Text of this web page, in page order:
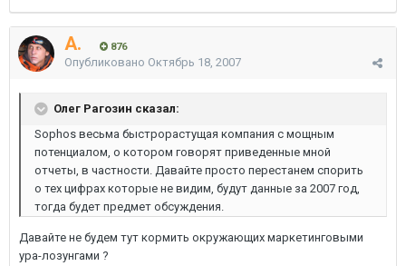
A. 876
Опубликовано Октябрь 18, 2007
Олег Рагозин сказал:
Sophos весьма быстрорастущая компания с мощным
потенциалом, о котором говорят приведенные мной
отчеты, в частности. Давайте просто перестанем спорить
о тех цифрах которые не видим, будут данные за 2007 год,
тогда будет предмет обсуждения.
Давайте не будем тут кормить окружающих маркетинговыми
ура-лозунгами ?